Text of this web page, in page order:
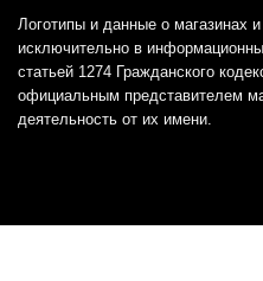
Логотипы и данные о магазинах
исключительно в
статьей 1274 Гражданского
официальным представителем
деятельность от их имени.